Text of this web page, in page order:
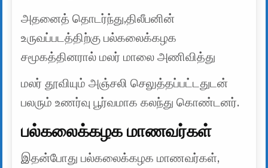
அதனைத் தொடர்ந்து,திலீபனின்
உருவப்படத்திற்கு பல்கலைக்கழக
சமூகத்தினரால் மலர் மாலை அணிவித்து
மலர் தூவியும் அஞ்சலி செலுத்தப்பட்டதுடன்
பலரும் உணர்வு பூர்வமாக கலந்து கொண்டனர்.
பல்கலைக்கழக மாணவர்கள்
இதன்போது பல்கலைக்கழக மாணவர்கள்,